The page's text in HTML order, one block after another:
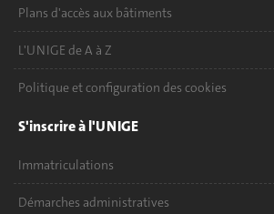
Plans d'accès aux bâtiments
L'UNIGE de A à Z
Politique et configuration des cookies
S'inscrire à l'UNIGE
Immatriculations
Démarches administratives